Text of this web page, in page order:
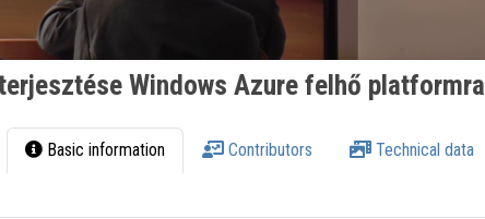
Windows Azure felhő platformra
Basic information Contributors Technical data